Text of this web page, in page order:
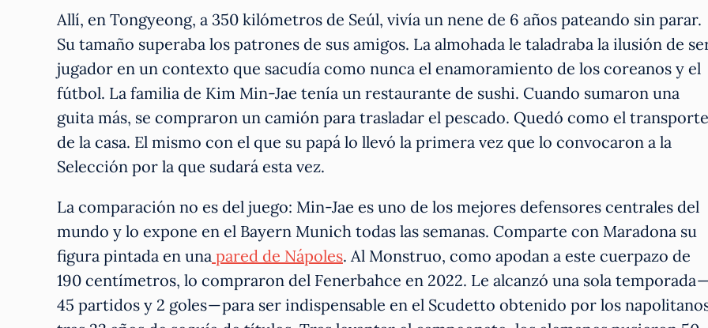
Allí, en Tongyeong, a 350 kilómetros de Seúl, vivía un nene de 6 años pateando sin parar.
Su tamaño superaba los patrones de sus amigos. La almohada le taladraba la ilusión de
jugador en un contexto que sacudía como nunca el enamoramiento de los coreanos y el
fútbol. La familia de Kim Min-Jae tenía un restaurante de sushi. Cuando sumaron una
guita más, se compraron un camión para trasladar el pescado. Quedó como el transporte
de la casa. El mismo con el que su papá lo llevó la primera vez que lo convocaron a la
Selección por la que sudará esta vez.
La comparación no es del juego: Min-Jae es uno de los mejores defensores centrales del
mundo y lo expone en el Bayern Munich todas las semanas. Comparte con Maradona su
figura pintada en una pared de Nápoles. Al Monstruo, como apodan a este cuerpazo de
190 centímetros, lo compraron del Fenerbahce en 2022. Le alcanzó una sola temporada
45 partidos y 2 goles — para ser indispensable en el Scudetto obtenido por los